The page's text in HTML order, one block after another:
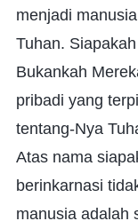
menjadi
Tuhan.
Bukankah
pribadi yang
tentang-Nya
Atas nama
berinkarnasi
manusia adalah